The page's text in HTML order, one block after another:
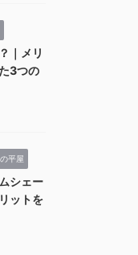
｜メリ
3つの
平屋
シェー
ットを